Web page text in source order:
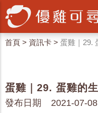
首頁 > 資訊卡 > 蛋雞｜29.
蛋雞｜29. 蛋雞的
發布日期 2021-07-08